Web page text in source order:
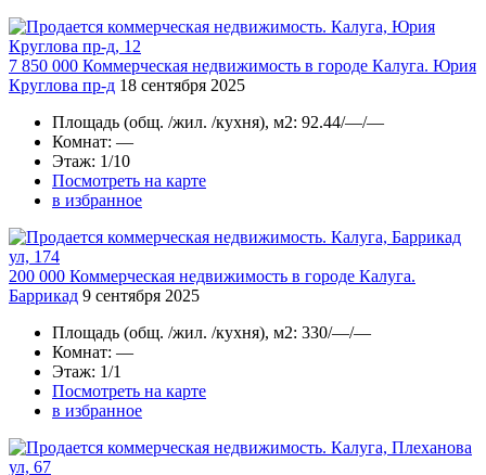
7 850 000 Коммерческая недвижимость в городе Калуга. Юрия
Круглова пр-д 18 сентября 2025
Площадь (общ. /жил. /кухня), м2: 92.44/—/—
Комнат: —
Этаж: 1/10
Посмотреть на карте
в избранное
200 000 Коммерческая недвижимость в городе Калуга.
Баррикад 9 сентября 2025
Площадь (общ. /жил. /кухня), м2: 330/—/—
Комнат: —
Этаж: 1/1
Посмотреть на карте
в избранное